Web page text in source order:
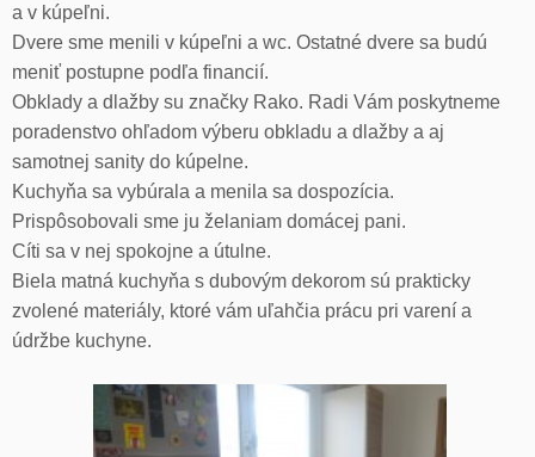
a v kúpeľni.
Dvere sme menili v kúpeľni a wc. Ostatné dvere sa budú
meniť postupne podľa financií.
Obklady a dlažby su značky Rako. Radi Vám poskytneme
poradenstvo ohľadom výberu obkladu a dlažby a aj
samotnej sanity do kúpelne.
Kuchyňa sa vybúrala a menila sa dospozícia.
Prispôsobovali sme ju želaniam domácej pani.
Cíti sa v nej spokojne a útulne.
Biela matná kuchyňa s dubovým dekorom sú prakticky
zvolené materiály, ktoré vám uľahčia prácu pri varení a
údržbe kuchyne.